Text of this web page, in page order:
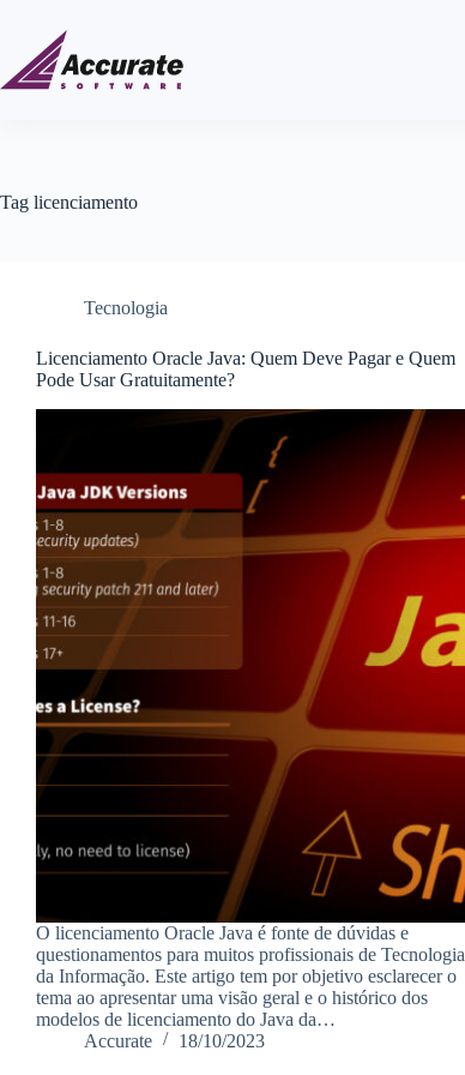
Tag licenciamento
Tecnologia
Licenciamento Oracle Java: Quem Deve Pagar e Quem
Pode Usar Gratuitamente?
O licenciamento Oracle Java é fonte de dúvidas e
questionamentos para muitos profissionais de Tecnologia
da Informação. Este artigo tem por objetivo esclarecer o
tema ao apresentar uma visão geral e o histórico dos
modelos de licenciamento do Java da…
Accurate
18/10/2023